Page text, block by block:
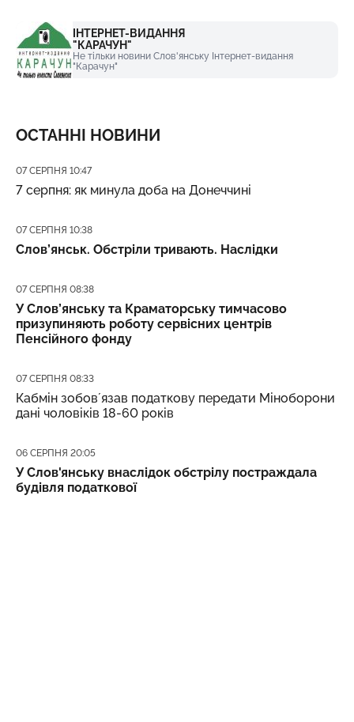
ІНТЕРНЕТ-ВИДАННЯ
"КАРАЧУН"
Не тільки новини Слов'янську Інтернет-видання
"Карачун"
ОСТАННІ НОВИНИ
Дата публікації
07 СЕРПНЯ 10:47
7 серпня: як минула доба на Донеччині
Дата публікації
07 СЕРПНЯ 10:38
Слов’янськ. Обстріли тривають. Наслідки
Дата публікації
07 СЕРПНЯ 08:38
У Слов’янську та Краматорську тимчасово
призупиняють роботу сервісних центрів
Пенсійного фонду
Дата публікації
07 СЕРПНЯ 08:33
Кабмін зобовʼязав податкову передати Міноборони
дані чоловіків 18-60 років
Дата публікації
06 СЕРПНЯ 20:05
У Слов'янську внаслідок обстрілу постраждала
будівля податкової